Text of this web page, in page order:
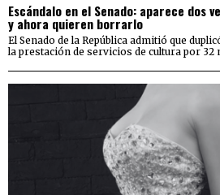
Escándalo en el Senado: aparece dos
y ahora quieren borrarlo
El Senado de la República admitió que
la prestación de servicios de cultura por 32